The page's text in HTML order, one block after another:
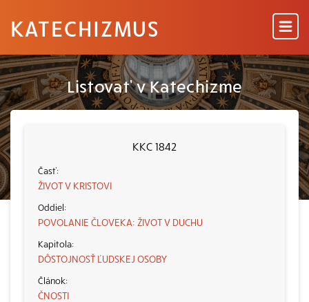
KATECHIZMUS
Listovať v Katechizme
KKC 1842
ŽIVOT V KRISTOVI
POVOLANIE ČLOVEKA: ŽIVOT V DUCHU
DÔSTOJNOSŤ ĽUDSKEJ OSOBY
ČNOSTI